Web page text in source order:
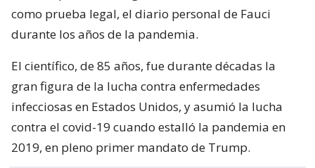
como prueba legal, el diario personal de Fauci
durante los años de la pandemia.
El científico, de 85 años, fue durante décadas la
gran figura de la lucha contra enfermedades
infecciosas en Estados Unidos, y asumió la lucha
contra el covid-19 cuando estalló la pandemia en
2019, en pleno primer mandato de Trump.